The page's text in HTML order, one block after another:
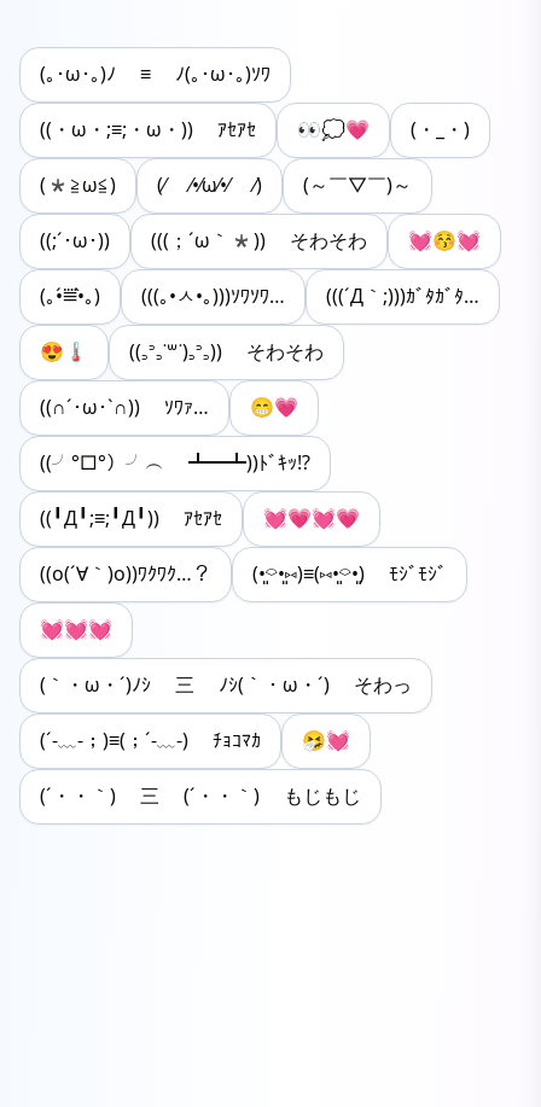
(｡･ω･｡)ﾉ ≡ ﾉ(｡･ω･｡)ｿﾜ
((・ω・;≡;・ω・)) ｱｾｱｾ 👀💭💗 (・_・)
(*≧ω≦) (⁄ ⁄•⁄ω⁄•⁄ ⁄) (～￣▽￣)～
((;´･ω･)) (((；´ω｀*)) そわそわ 💓😚💓
(｡•́⩸•̀｡) (((｡•ㅅ•｡)))ｿﾜｿﾜ… (((´Д｀;)))ｶﾞﾀｶﾞﾀ…
😍🌡 ((꜆꜄꜆˙꒳˙)꜆꜄꜆)) そわそわ
((∩´･ω･`∩)) ｿﾜｧ… 😁💗
((╯°□°）╯︵ ┻━┻))ﾄﾞｷｯ!?
((╹Д╹;≡;╹Д╹)) ｱｾｱｾ 💓💗💓💗
((o(´∀｀)o))ﾜｸﾜｸ…？ (•͈⌔•͈⑅)≡(⑅•͈⌔•͈) ﾓｼﾞﾓｼﾞ
💓💓💓
(｀・ω・´)ﾉｼ 三 ﾉｼ(｀・ω・´) そわっ
(´-﹏-；)≡(；´-﹏-) ﾁｮｺﾏｶ 🤧💓
(´・・｀) 三 (´・・｀) もじもじ